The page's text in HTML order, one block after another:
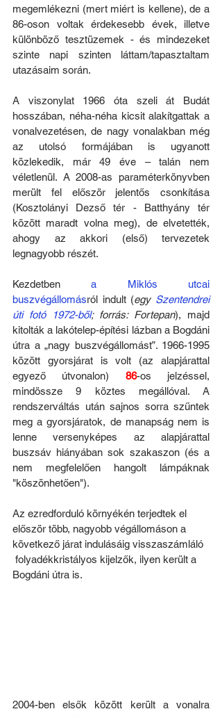
megemlékezni (mert miért is kellene), de a
86-oson voltak érdekesebb évek, illetve
különböző tesztüzemek - és mindezeket
szinte napi szinten láttam/tapasztaltam
utazásaim során.
A viszonylat 1966 óta szeli át Budát
hosszában, néha-néha kicsit alakítgattak a
vonalvezetésen, de nagy vonalakban még
az utolsó formájában is ugyanott
közlekedik, már 49 éve – talán nem
véletlenül. A 2008-as paraméterkönyvben
merült fel először jelentős csonkítása
(Kosztolányi Dezső tér - Batthyány tér
között maradt volna meg), de elvetették,
ahogy az akkori (első) tervezetek
legnagyobb részét.
Kezdetben a Miklós utcai
buszvégállomásról indult (egy Szentendrei
úti fotó 1972-ből; forrás: Fortepan), majd
kitolták a lakótelep-építési lázban a Bogdáni
útra a „nagy buszvégállomást”. 1966-1995
között gyorsjárat is volt (az alapjárattal
egyező útvonalon) 86-os jelzéssel,
mindössze 9 köztes megállóval. A
rendszerváltás után sajnos sorra szűntek
meg a gyorsjáratok, de manapság nem is
lenne versenyképes az alapjárattal
buszsáv hiányában sok szakaszon (és a
nem megfelelően hangolt lámpáknak
"köszönhetően").
Az ezredforduló környékén terjedtek el
először több, nagyobb végállomáson a
következő járat indulásáig visszaszámláló
folyadékkristályos kijelzők, ilyen került a
Bogdáni útra is.
2004-ben elsők között került a vonalra